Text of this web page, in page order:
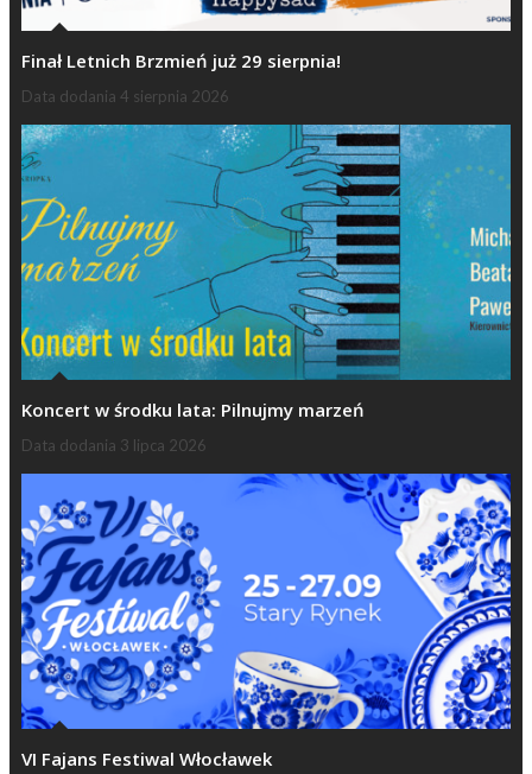
Finał Letnich Brzmień już 29 sierpnia!
Data dodania 4 sierpnia 2026
Koncert w środku lata: Pilnujmy marzeń
Data dodania 3 lipca 2026
VI Fajans Festiwal Włocławek